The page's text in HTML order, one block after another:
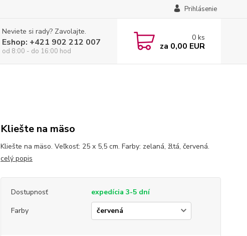
Prihlásenie
Neviete si rady? Zavolajte.
Eshop: +421 902 212 007
od 8:00 - do 16:00 hod
0 ks
za 0,00 EUR
Kliešte na mäso
Kliešte na mäso. Veľkosť: 25 x 5,5 cm. Farby: zelaná, žltá, červená.
celý popis
Dostupnosť
expedícia 3-5 dní
Farby